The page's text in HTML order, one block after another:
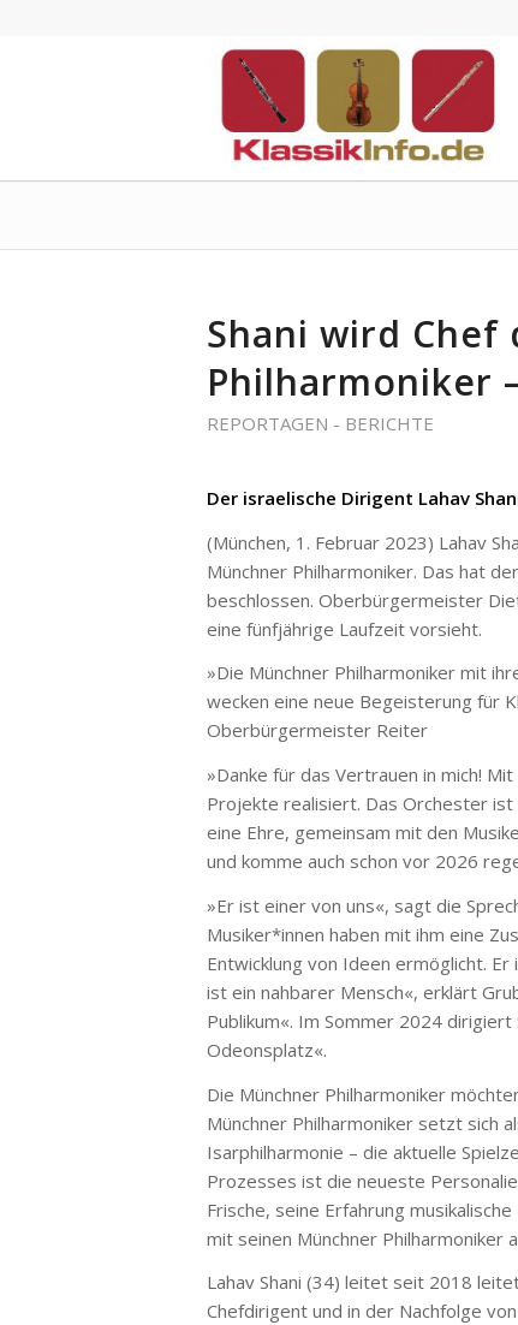
Shani wird Chef
Philharmoniker
REPORTAGEN - BERICHTE
Der israelische Dirigent Lahav
(München, 1. Februar 2023) Lahav
Münchner Philharmoniker. Das hat
beschlossen. Oberbürgermeister
eine fünfjährige Laufzeit vorsieht.
»Die Münchner Philharmoniker mit
wecken eine neue Begeisterung für
Oberbürgermeister Reiter
»Danke für das Vertrauen in mich!
Projekte realisiert. Das Orchester ist
eine Ehre, gemeinsam mit den
und komme auch schon vor 2026
»Er ist einer von uns«, sagt die
Musiker*innen haben mit ihm eine
Entwicklung von Ideen ermöglicht.
ist ein nahbarer Mensch«, erklärt
Publikum«. Im Sommer 2024 dirigiert
Odeonsplatz«.
Die Münchner Philharmoniker
Münchner Philharmoniker setzt sich
Isarphilharmonie – die aktuelle
Prozesses ist die neueste
Frische, seine Erfahrung
mit seinen Münchner Philharmoniker
Lahav Shani (34) leitet seit 2018
Chefdirigent und in der Nachfolge